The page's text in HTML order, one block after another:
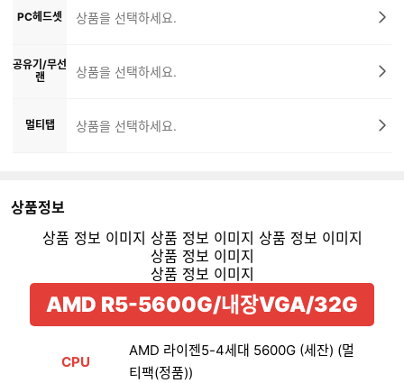
PC헤드셋 상품을 선택하세요.
공유기/무선
랜
상품을 선택하세요.
멀티탭 상품을 선택하세요.
상품정보
AMD R5-5600G/내장VGA/32G
CPU
AMD 라이젠5-4세대 5600G (세잔) (멀
티팩(정품))